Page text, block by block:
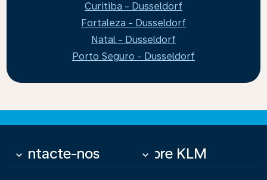
Curitiba - Dusseldorf
Fortaleza - Dusseldorf
Natal - Dusseldorf
Porto Seguro - Dusseldorf
Contacte-nos
keyboard_arrow_down Sobre KLM
keyboard_arrow_down